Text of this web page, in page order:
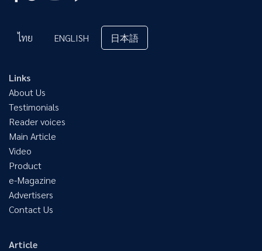
ไทย ENGLISH 日本語
Links
About Us
Testimonials
Reader voices
Main Article
Video
Product
e-Magazine
Advertisers
Contact Us
Article